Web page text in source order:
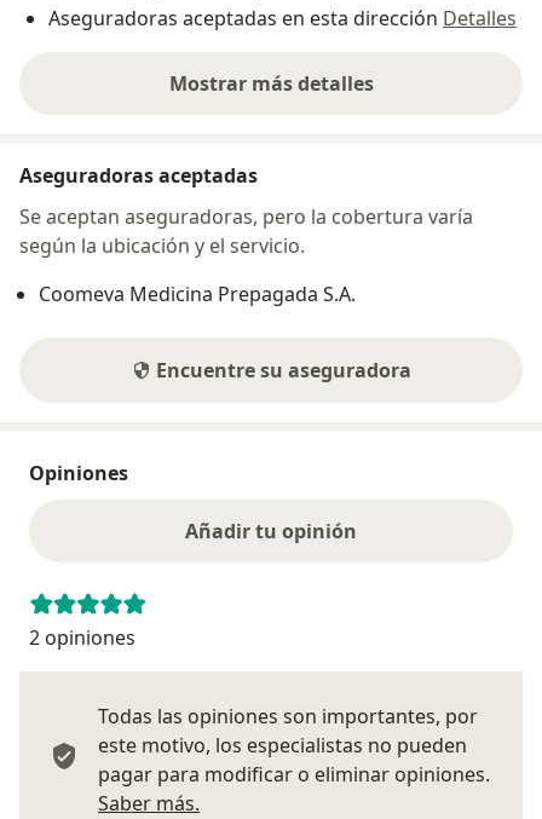
Aseguradoras aceptadas en esta dirección Detalles
Mostrar más detalles
sobre la dirección
Aseguradoras aceptadas
Se aceptan aseguradoras, pero la cobertura varía
según la ubicación y el servicio.
Coomeva Medicina Prepagada S.A.
Encuentre su aseguradora
Opiniones
Añadir tu opinión
2 opiniones
Todas las opiniones son importantes, por
este motivo, los especialistas no pueden
pagar para modificar o eliminar opiniones.
Saber más.